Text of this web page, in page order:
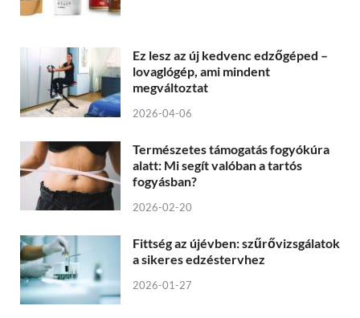
Ez lesz az új kedvenc edzőgéped –
lovaglógép, ami mindent
megváltoztat
2026-04-06
Természetes támogatás fogyókúra
alatt: Mi segít valóban a tartós
fogyásban?
2026-02-20
Fittség az újévben: szűrővizsgálatok
a sikeres edzéstervhez
2026-01-27